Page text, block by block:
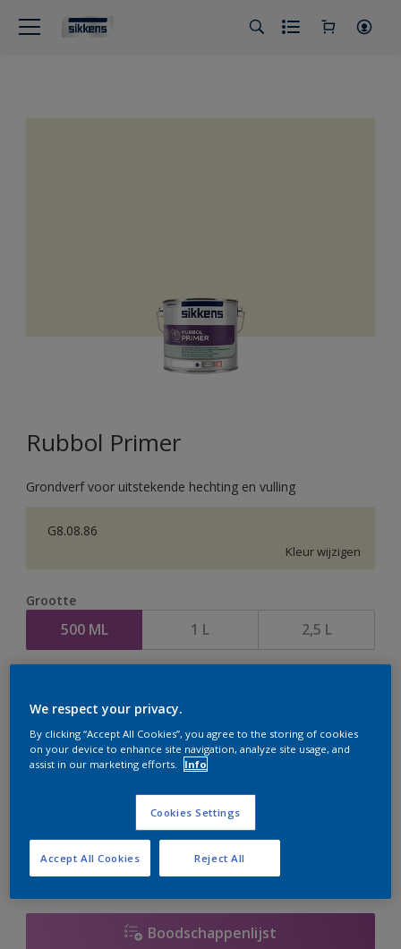
Rubbol Primer
Grondverf voor uitstekende hechting en vulling
G8.08.86
Kleur wijzigen
Grootte
500 ML 1 L 2,5 L
te bestellen. Houd de website in de gaten, we werken
er hard aan om de voorraad aan te vullen.
Boodschappenlijst
We respect your privacy.
By clicking “Accept All Cookies”, you agree to the storing of cookies
on your device to enhance site navigation, analyze site usage, and
assist in our marketing efforts.
Info
Cookies Settings
Reject All
Accept All Cookies